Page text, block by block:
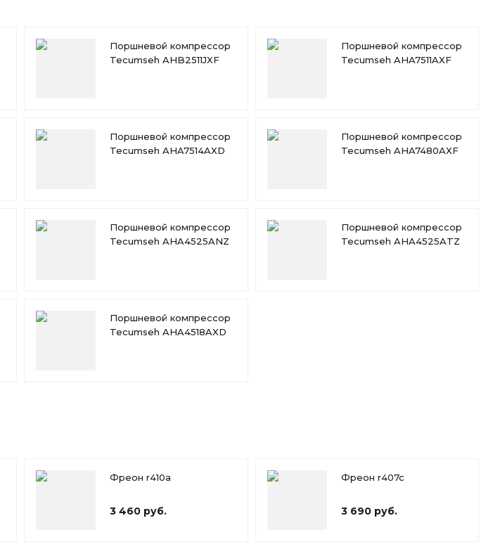
Поршневой компрессор
Tecumseh AHB2511JXF
Поршневой компрессор
Tecumseh AHA7511AXF
Поршневой компрессор
Tecumseh AHA7514AXD
Поршневой компрессор
Tecumseh AHA7480AXF
Поршневой компрессор
Tecumseh AHA4525ANZ
Поршневой компрессор
Tecumseh AHA4525ATZ
Поршневой компрессор
Tecumseh AHA4518AXD
Фреон r410a
3 460 руб.
Фреон r407c
3 690 руб.